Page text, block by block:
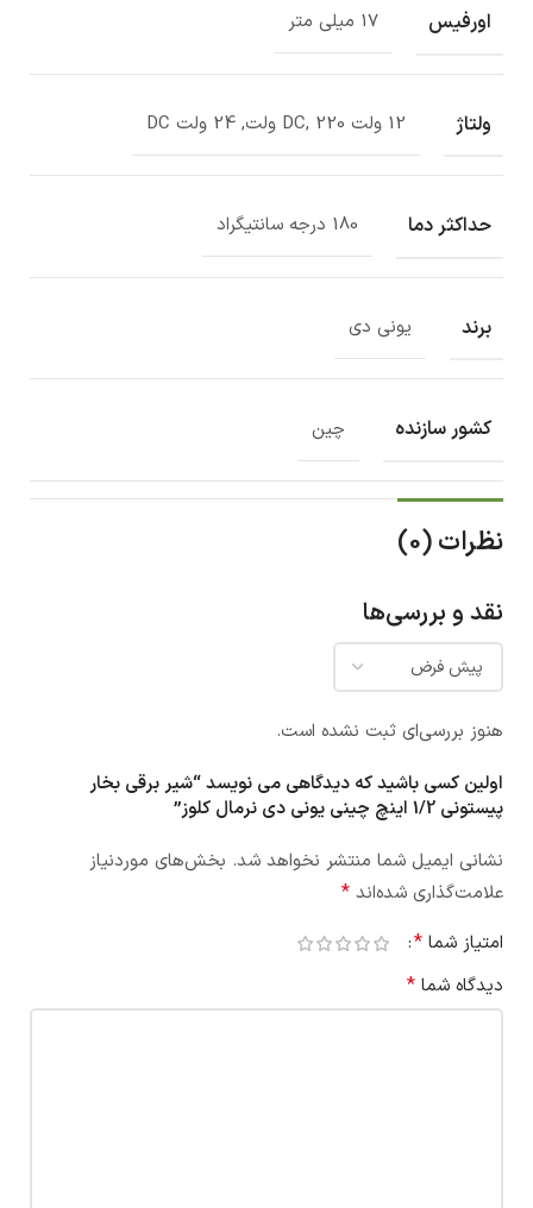
اورفیس 17 میلی متر
ولتاژ 12 ولت DC, 220 ولت, 24 ولت DC
حداکثر دما 180 درجه سانتیگراد
برند یونی دی
کشور سازنده چین
نظرات (0)
نقد و بررسی‌ها
هنوز بررسی‌ای ثبت نشده است.
اولین کسی باشید که دیدگاهی می نویسد “شیر برقی بخار
پیستونی 1/2 اینچ چینی یونی دی نرمال کلوز”
نشانی ایمیل شما منتشر نخواهد شد. بخش‌های موردنیاز
علامت‌گذاری شده‌اند *
امتیاز شما *
دیدگاه شما *